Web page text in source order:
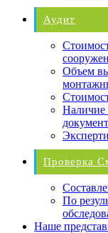
Аудит
Объем
Наличие
Проверка
По
Наше